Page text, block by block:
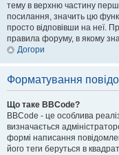
тему в верхню частину
посилання, значить цю
просто відповівши на неї.
правила форуму, в якому
Догори
Форматування
Що таке BBCode?
BBCode - це особлива
визначається
формі написання
його теги беруться в